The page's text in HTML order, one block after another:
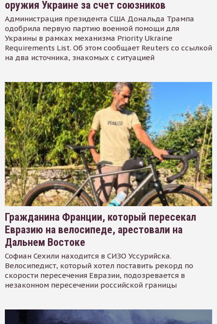
оружия Украине за счет союзников
Администрация президента США Дональда Трампа
одобрила первую партию военной помощи для
Украины в рамках механизма Priority Ukraine
Requirements List. Об этом сообщает Reuters со ссылкой
на два источника, знакомых с ситуацией
Гражданина Франции, который пересекал
Евразию на велосипеде, арестовали на
Дальнем Востоке
Софиан Сехили находится в СИЗО Уссурийска.
Велосипедист, который хотел поставить рекорд по
скорости пересечения Евразии, подозревается в
незаконном пересечении российской границы